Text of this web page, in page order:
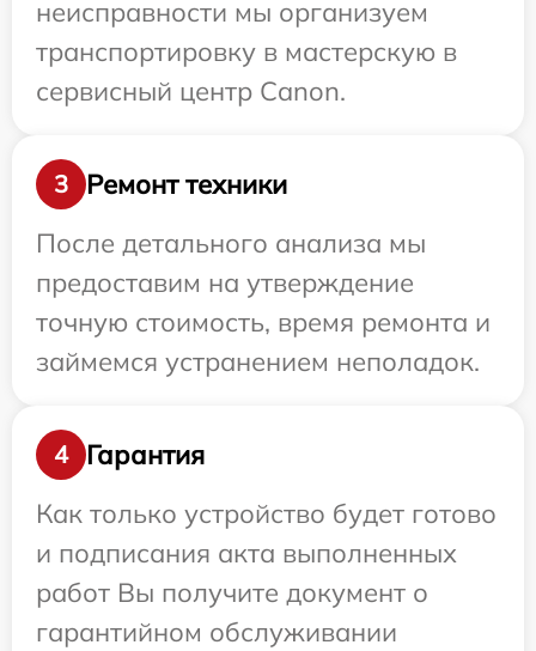
неисправности мы организуем
транспортировку в мастерскую в
сервисный центр Canon.
3
Ремонт техники
После детального анализа мы
предоставим на утверждение
точную стоимость, время ремонта и
займемся устранением неполадок.
4
Гарантия
Как только устройство будет готово
и подписания акта выполненных
работ Вы получите документ о
гарантийном обслуживании